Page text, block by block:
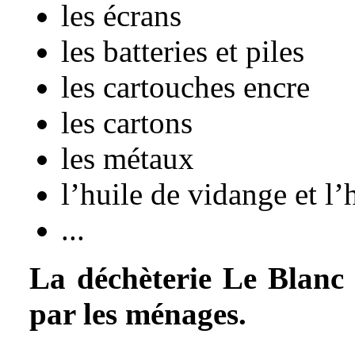
les écrans
les batteries et piles
les cartouches encre
les cartons
les métaux
l’huile de vidange et
...
La déchèterie Le Blanc
par les ménages.